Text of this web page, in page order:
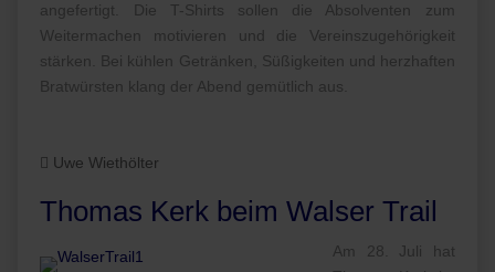
angefertigt. Die T-Shirts sollen die Absolventen zum
Weitermachen motivieren und die Vereinszugehörigkeit
stärken. Bei kühlen Getränken, Süßigkeiten und herzhaften
Bratwürsten klang der Abend gemütlich aus.
Uwe Wiethölter
Thomas Kerk beim Walser Trail
Am 28. Juli hat